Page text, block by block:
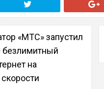
«МТС» запустил
на